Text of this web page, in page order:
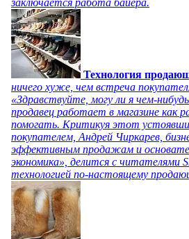
заключается работа байера.
Технология
ничего хуже, чем встреча
«Здравствуйте, могу ли я чем-
продавец работает в магазине как
помогать. Критикуя этот
покупателем, Андрей Чиркарев,
эффективным продажам и
экономика», делится с читателями
технологией по-настоящему